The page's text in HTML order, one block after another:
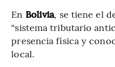
En Bolivia, se tiene el
“sistema tributario
presencia física y
local.